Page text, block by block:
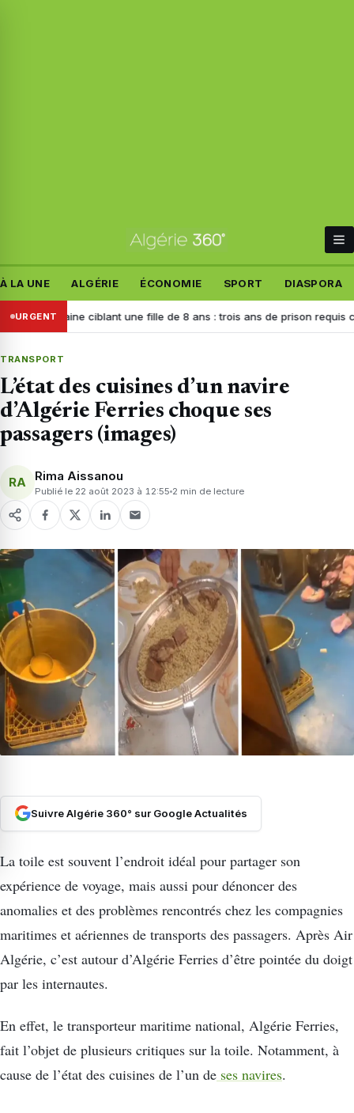
À LA UNE ALGÉRIE ÉCONOMIE SPORT DIASPORA
URGENT
ciblant une fille de 8 ans : trois ans de prison requis contre
TRANSPORT
L’état des cuisines d’un navire
d’Algérie Ferries choque ses
passagers (images)
RA Rima Aissanou
Publié le 22 août 2023 à 12:55 2 min de lecture
Suivre Algérie 360° sur Google Actualités
La toile est souvent l’endroit idéal pour partager son
expérience de voyage, mais aussi pour dénoncer des
anomalies et des problèmes rencontrés chez les compagnies
maritimes et aériennes de transports des passagers. Après Air
Algérie, c’est autour d’Algérie Ferries d’être pointée du doigt
par les internautes.
En effet, le transporteur maritime national, Algérie Ferries,
fait l’objet de plusieurs critiques sur la toile. Notamment, à
cause de l’état des cuisines de l’un de ses navires.